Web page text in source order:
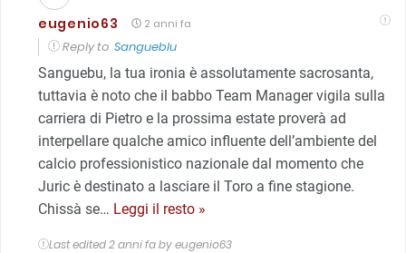
eugenio63 2 anni fa
Reply to Sangueblu
Sanguebu, la tua ironia è assolutamente sacrosanta,
tuttavia è noto che il babbo Team Manager vigila sulla
carriera di Pietro e la prossima estate proverà ad
interpellare qualche amico influente dell’ambiente del
calcio professionistico nazionale dal momento che
Juric è destinato a lasciare il Toro a fine stagione.
Chissà se… Leggi il resto »
Last edited 2 anni fa by eugenio63